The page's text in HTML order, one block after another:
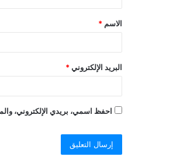
الاسم *
البريد الإلكتروني *
احفظ اسمي، بريدي الإلكتروني،